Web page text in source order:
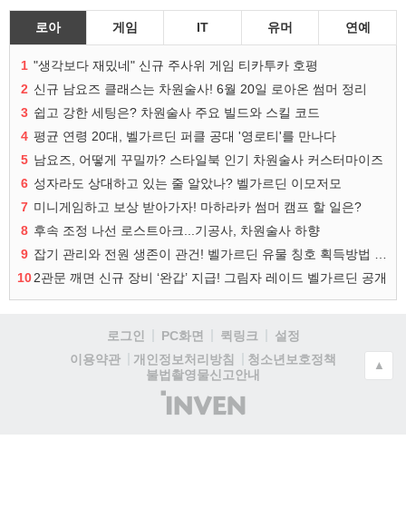
로아 게임 IT 유머 연예
1 "생각보다 재밌네" 신규 주사위 게임 티카투카 호평
2 신규 남요즈 클래스는 차원술사! 6월 20일 로아온 썸머 정리
3 쉽고 강한 세팅은? 차원술사 주요 빌드와 스킬 코드
4 평균 연령 20대, 벨가르딘 퍼클 공대 '영로티'를 만나다
5 남요즈, 어떻게 꾸밀까? 스타일북 인기 차원술사 커스터마이즈
6 성자라도 상대하고 있는 줄 알았나? 벨가르딘 이모저모
7 미니게임하고 보상 받아가자! 마하라카 썸머 캠프 할 일은?
8 후속 조정 나선 로스트아크...기공사, 차원술사 하향
9
102관문 깨면 신규 장비 ‘완갑’ 지급! 그림자 레이드 벨가르딘 공개
로그인 PC화면 퀵링크
설정
이용약관
개인정보처리방침
청소년보호정책
불법촬영물신고안내
(주)
인
▲